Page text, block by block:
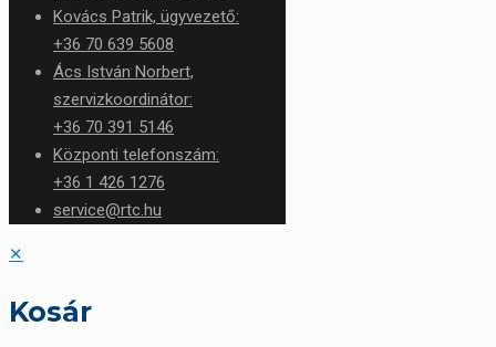
Kovács Patrik, ügyvezető:
+36 70 639 5608
Ács István Norbert,
szervizkoordinátor:
+36 70 391 5146
Központi telefonszám:
+36 1 426 1276
service@rtc.hu
✕
Kosár